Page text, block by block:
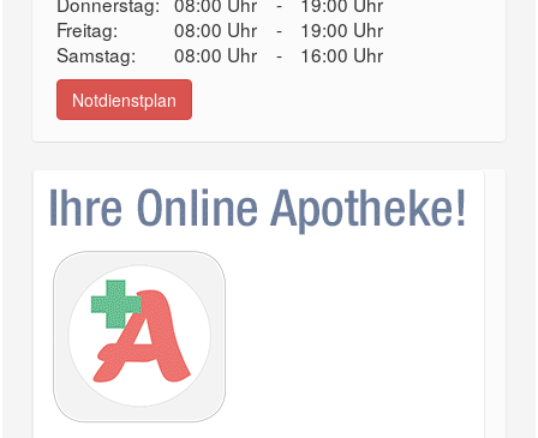
Freitag:
08:00 Uhr -
19:00 Uhr
Samstag:
08:00 Uhr - 16:00 Uhr
Notdienstplan